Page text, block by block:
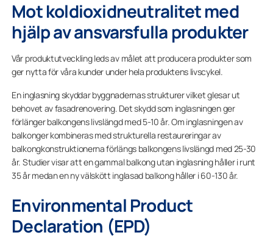
Mot koldioxidneutralitet med
hjälp av ansvarsfulla produkter
Vår produktutveckling leds av målet att producera produkter som
ger nytta för våra kunder under hela produktens livscykel.
En inglasning skyddar byggnadernas strukturer vilket glesar ut
behovet av fasadrenovering. Det skydd som inglasningen ger
förlänger balkongens livslängd med 5-10 år. Om inglasningen av
balkonger kombineras med strukturella restaureringar av
balkongkonstruktionerna förlängs balkongens livslängd med 25-30
år. Studier visar att en gammal balkong utan inglasning håller i runt
35 år medan en ny välskött inglasad balkong håller i 60-130 år.
Environmental Product
Declaration (EPD)